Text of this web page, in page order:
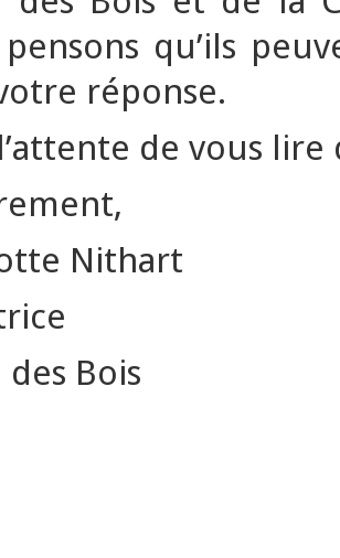
qu’ils
réponse.
de vous lire
Nithart
des Bois